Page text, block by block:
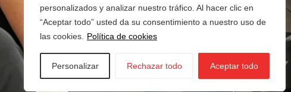
personalizados y analizar nuestro tráfico. Al hacer clic en
“Aceptar todo” usted da su consentimiento a nuestro uso de
las cookies.
Política de cookies
Personalizar Rechazar todo Aceptar todo